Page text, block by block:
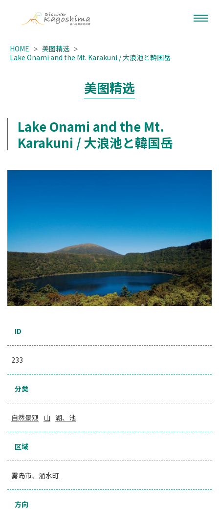
HOME
美图精选
Lake Onami and the Mt. Karakuni / 大浪池と韓国岳
美图精选
Lake Onami and the Mt.
Karakuni / 大浪池と韓国岳
ID
233
分类
自然景观 山 湖、池
区域
雾岛市、涌水町
方向